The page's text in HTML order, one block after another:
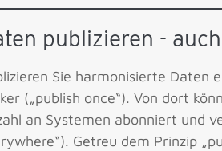
publizieren -
Sie harmonisierte Daten
(„publish once“). Von dort
an Systemen abonniert und
Getreu dem Prinzip